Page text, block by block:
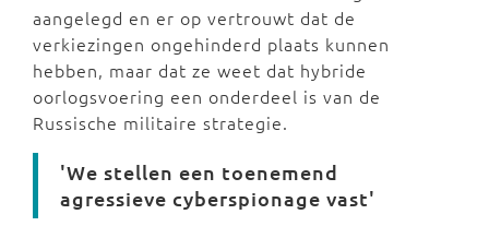
aangelegd en er op vertrouwt dat de
verkiezingen ongehinderd plaats kunnen
hebben, maar dat ze weet dat hybride
oorlogsvoering een onderdeel is van de
Russische militaire strategie.
'We stellen een toenemend
agressieve cyberspionage vast'